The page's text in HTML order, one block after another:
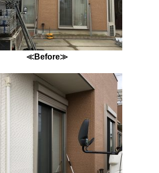
≪Before≫